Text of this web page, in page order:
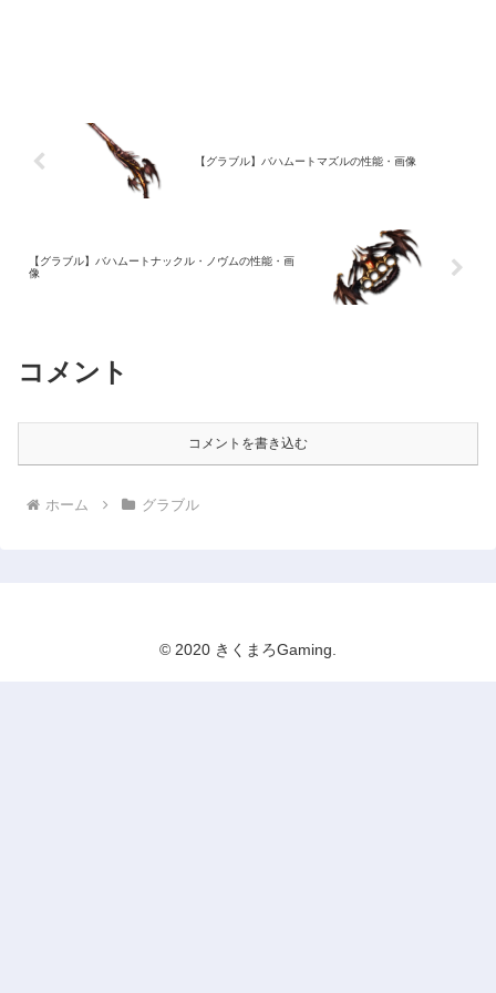
【グラブル】バハムートマズルの性能・画像
【グラブル】バハムートナックル・ノヴムの性能・画
像
コメント
コメントを書き込む
ホーム グラブル
© 2020 きくまろGaming.